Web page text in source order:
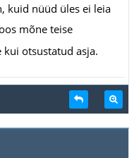
kuid nüüd üles ei leia
mõne teise
otsustatud asja.